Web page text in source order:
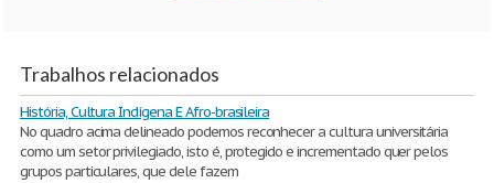
Trabalhos relacionados
História, Cultura Indígena E Afro-brasileira
No quadro acima delineado podemos reconhecer a cultura universitária
como um setor privilegiado, isto é, protegido e incrementado quer pelos
grupos particulares, que dele fazem